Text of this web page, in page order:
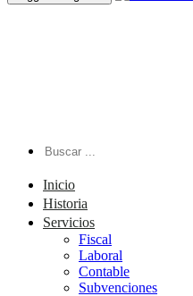
Inicio
Historia
Servicios
Fiscal
Laboral
Contable
Subvenciones